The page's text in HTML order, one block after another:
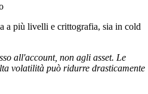
a più livelli e crittografia, sia in cold
all'account, non agli asset. Le
volatilità può ridurre drasticamente